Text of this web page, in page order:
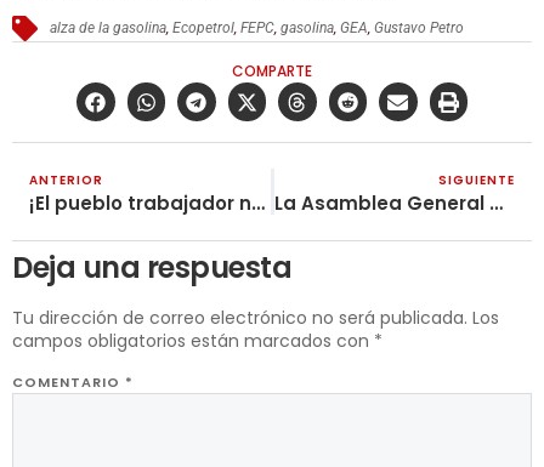
alza de la gasolina,Ecopetrol,FEPC,gasolina,GEA,Gustavo Petro
COMPARTE
ANTERIOR
¡El pueblo trabajador no respalda la marcha uribista!
SIGUIENTE
La Asamblea General de la ONU es un llamado a la acción para los revolucionarios del mundo
Deja una respuesta
Tu dirección de correo electrónico no será publicada. Los
campos obligatorios están marcados con *
COMENTARIO *